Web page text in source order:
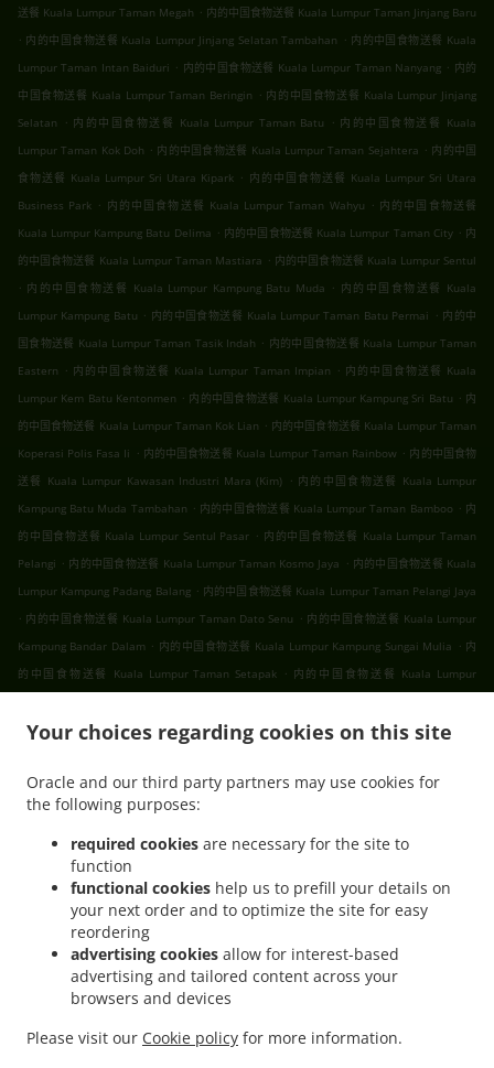
Your choices regarding cookies on this site
Oracle and our third party partners may use cookies for
the following purposes:
required cookies are necessary for the site to
function
functional cookies help us to prefill your details on
your next order and to optimize the site for easy
reordering
advertising cookies allow for interest-based
advertising and tailored content across your
browsers and devices
Please visit our Cookie policy for more information.
送餐 Kuala Lumpur Taman Megah . 内的中国食物送餐 Kuala Lumpur Taman Jinjang Baru
. 内的中国食物送餐 Kuala Lumpur Jinjang Selatan Tambahan . 内的中国食物送餐 Kuala
Lumpur Taman Intan Baiduri . 内的中国食物送餐 Kuala Lumpur Taman Nanyang . 内的
中国食物送餐 Kuala Lumpur Taman Beringin . 内的中国食物送餐 Kuala Lumpur Jinjang
Selatan
. 内的中国食物送餐 Kuala Lumpur Taman Batu . 内的中国食物送餐 Kuala
Lumpur Taman Kok Doh . 内的中国食物送餐 Kuala Lumpur Taman Sejahtera . 内的中国
食物送餐 Kuala Lumpur Sri Utara Kipark . 内的中国食物送餐 Kuala Lumpur Sri Utara
Business Park . 内的中国食物送餐 Kuala Lumpur Taman Wahyu . 内的中国食物送餐
Kuala Lumpur Kampung Batu Delima . 内的中国食物送餐 Kuala Lumpur Taman City . 内
的中国食物送餐 Kuala Lumpur Taman Mastiara . 内的中国食物送餐 Kuala Lumpur Sentul
. 内的中国食物送餐 Kuala Lumpur Kampung Batu Muda . 内的中国食物送餐 Kuala
Lumpur Kampung Batu . 内的中国食物送餐 Kuala Lumpur Taman Batu Permai . 内的中
国食物送餐 Kuala Lumpur Taman Tasik Indah . 内的中国食物送餐 Kuala Lumpur Taman
Eastern . 内的中国食物送餐 Kuala Lumpur Taman Impian . 内的中国食物送餐 Kuala
Lumpur Kem Batu Kentonmen . 内的中国食物送餐 Kuala Lumpur Kampung Sri Batu . 内
的中国食物送餐 Kuala Lumpur Taman Kok Lian . 内的中国食物送餐 Kuala Lumpur Taman
Koperasi Polis Fasa Ii . 内的中国食物送餐 Kuala Lumpur Taman Rainbow . 内的中国食物
送餐 Kuala Lumpur Kawasan Industri Mara (Kim) . 内的中国食物送餐 Kuala Lumpur
Kampung Batu Muda Tambahan . 内的中国食物送餐 Kuala Lumpur Taman Bamboo . 内
的中国食物送餐 Kuala Lumpur Sentul Pasar . 内的中国食物送餐 Kuala Lumpur Taman
Pelangi . 内的中国食物送餐 Kuala Lumpur Taman Kosmo Jaya . 内的中国食物送餐 Kuala
Lumpur Kampung Padang Balang . 内的中国食物送餐 Kuala Lumpur Taman Pelangi Jaya
. 内的中国食物送餐 Kuala Lumpur Taman Dato Senu . 内的中国食物送餐 Kuala Lumpur
Kampung Bandar Dalam . 内的中国食物送餐 Kuala Lumpur Kampung Sungai Mulia . 内
的中国食物送餐 Kuala Lumpur Taman Setapak . 内的中国食物送餐 Kuala Lumpur
物送餐 吉隆坡 班底达南 . 内的中国食物送餐 吉隆坡 敦依斯迈花园 . 内的中国食物送餐 吉隆
园 . 内的中国食物送餐 吉隆坡 国联花园 . 内的中国食物送餐 吉隆坡 彩虹花园 . 内的中国食物
送餐 吉隆坡 泗岩沫 . 内的中国食物送餐 吉隆坡
国食物送餐 Puchong Bandar Puchong Jaya
内的中国食物送餐 Puchong Kampung
Lembah Kinrara . 内的中国食物送餐 Puchong
Sungai Buloh Taman Industri Sungai Buloh
内的中国食物送餐 Sungai Buloh . 内的中国
食物送餐 Batu Caves Sri Utara Kipark
. 内的中国食物送餐 Batu Caves Taman Wahyu
的中国食物送餐 Batu Caves Taman Industri Spring Crest Batu Caves
内的中国食物送餐
Batu Caves Taman Koperasi Polis . 内的中国食物送餐 Batu Caves Taman Koperasi Polis
内的中国食物送餐 Batu Caves Taman Koperasi Polis Fasa I
Batu Caves Taman Melewar . 内的中国食物送餐 Batu Caves
内的中国食物送餐 Wilayah